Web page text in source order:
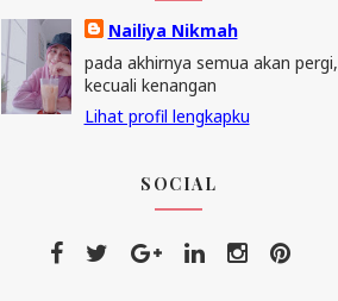
Nailiya Nikmah
pada akhirnya semua akan pergi,
kecuali kenangan
Lihat profil lengkapku
SOCIAL